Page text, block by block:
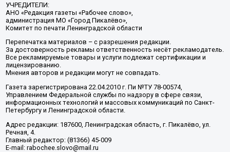
УЧРЕДИТЕЛИ:
АНО «Редакция газеты «Рабочее слово»,
администрация МО «Город Пикалёво»,
Комитет по печати Ленинградской области
Перепечатка материалов – с разрешения редакции.
За достоверность рекламы ответственность несёт рекламодатель.
Все рекламируемые товары и услуги подлежат сертификации и
лицензированию.
Мнения авторов и редакции могут не совпадать.
Газета зарегистрирована 22.04.2010 г. Пи №ТУ 78-00574,
Управлением Федеральной службы по надзору в сфере связи,
информационных технологий и массовых коммуникаций по Санкт-
Петербургу и Ленинградской области.
Адрес редакции: 187600, Ленинградская область, г. Пикалёво, ул.
Речная, 4.
Главный редактор: (81366) 45-009
E-mail: rabochee.slovo@mail.ru